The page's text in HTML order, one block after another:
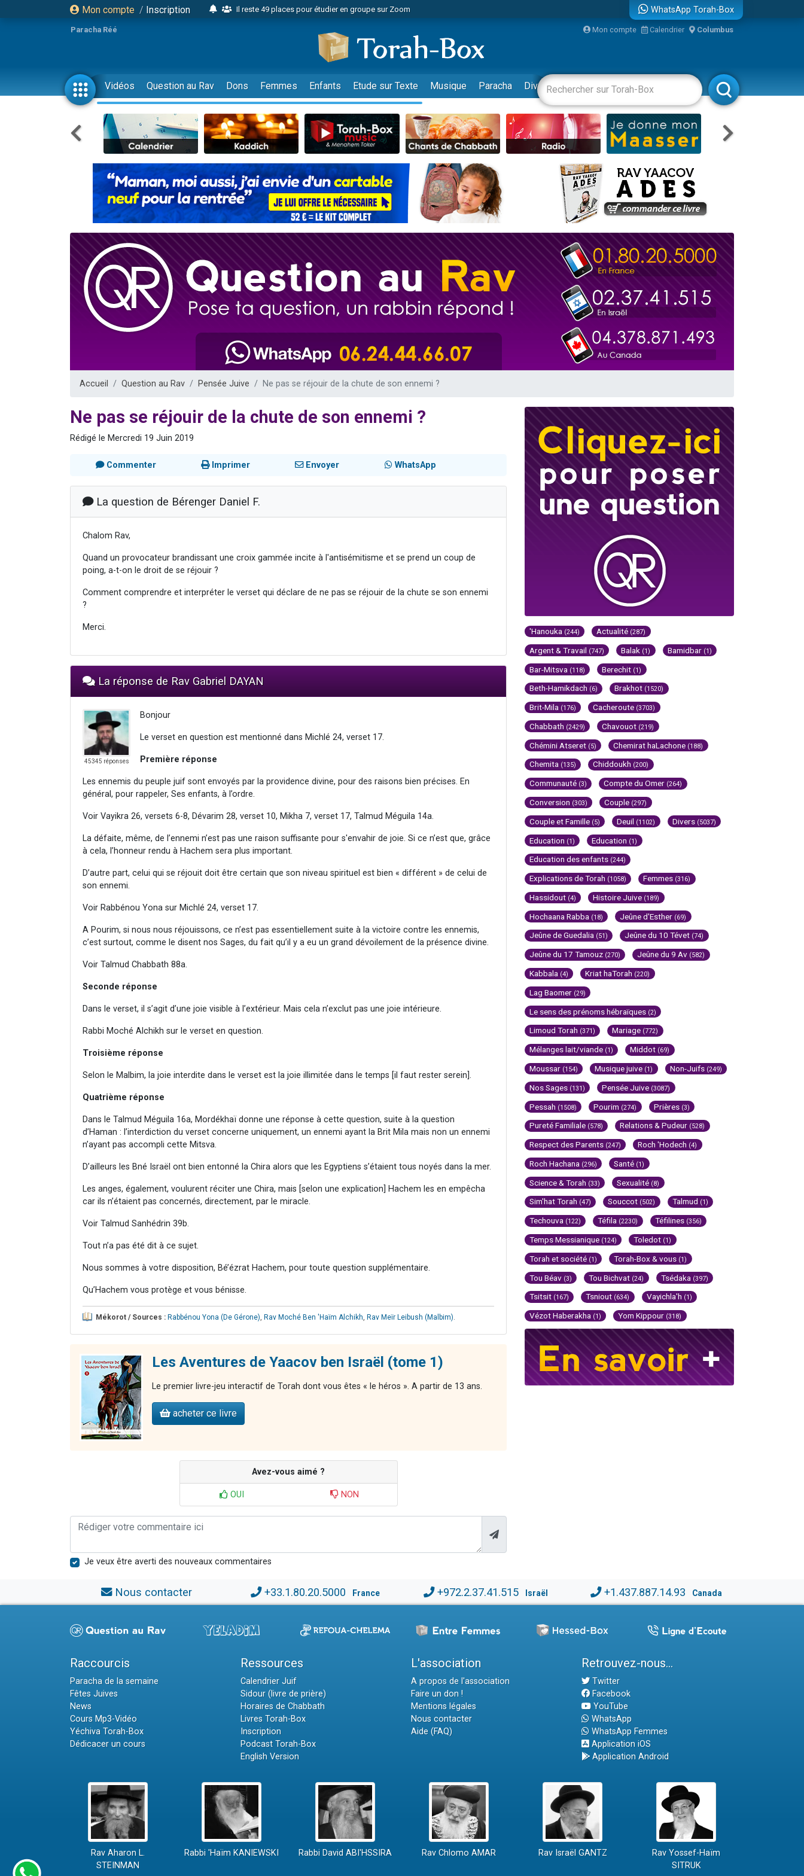
Mon compte / Inscription
Il reste 49 places pour étudier en groupe sur Zoom
2 personnes viennent de nous rejoindre sur WhatsApp
6 personnes viennent de nous rejoindre sur WhatsApp
4 personnes viennent de faire un don pour Reloger Rivka, 6 enfants, victime de violences...
2 personnes viennent de faire un don pour 1 Journée de Vacances Pour les Enfants
17 personnes viennent de demander une bénédiction
4 personnes viennent de nous rejoindre sur WhatsApp
Il reste 49 places pour étudier en groupe sur Zoom
Eva vient de donner son Maasser
4 personnes viennent de nous rejoindre sur WhatsApp
3 personnes viennent de nous rejoindre sur WhatsApp
Odaya vient de donner son Maasser
3 personnes viennent de faire un don pour 5 jours de vacances aux Orphelins
2 personnes viennent de nous rejoindre sur WhatsApp
13 personnes viennent de demander une bénédiction
Il reste 49 places pour étudier en groupe sur Zoom
12 nouvelles musiques dans Torah-Box Music
29 personnes viennent de demander une bénédiction
WhatsApp Torah-Box
Paracha Réé Mon compte Calendrier Columbus
Vidéos Question au Rav Dons Femmes Enfants Etude sur Texte Musique Paracha Divertissements Livres Rabbanim
Accueil Question au Rav Pensée Juive Ne pas se réjouir de la chute de son ennemi ?
Ne pas se réjouir de la chute de son ennemi ?
Rédigé le Mercredi 19 Juin 2019
Commenter Imprimer Envoyer WhatsApp
La question de Bérenger Daniel F.
Chalom Rav,
Quand un provocateur brandissant une croix gammée incite à l'antisémitisme et se prend un coup de
poing, a-t-on le droit de se réjouir ?
Comment comprendre et interpréter le verset qui déclare de ne pas se réjouir de la chute se son ennemi
?
Merci.
La réponse de Rav Gabriel DAYAN
45345 réponses
Bonjour
Le verset en question est mentionné dans Michlé 24, verset 17.
Première réponse
Les ennemis du peuple juif sont envoyés par la providence divine, pour des raisons bien précises. En
général, pour rappeler, Ses enfants, à l’ordre.
Voir Vayikra 26, versets 6-8, Dévarim 28, verset 10, Mikha 7, verset 17, Talmud Méguila 14a.
La défaite, même, de l’ennemi n’est pas une raison suffisante pour s'envahir de joie. Si ce n’est que, grâce
à cela, l’honneur rendu à Hachem sera plus important.
D’autre part, celui qui se réjouit doit être certain que son niveau spirituel est bien « différent » de celui de
son ennemi.
Voir Rabbénou Yona sur Michlé 24, verset 17.
A Pourim, si nous nous réjouissons, ce n’est pas essentiellement suite à la victoire contre les ennemis,
c’est surtout, comme le disent nos Sages, du fait qu’il y a eu un grand dévoilement de la présence divine.
Voir Talmud Chabbath 88a.
Seconde réponse
Dans le verset, il s’agit d’une joie visible à l’extérieur. Mais cela n’exclut pas une joie intérieure.
Rabbi Moché Alchikh sur le verset en question.
Troisième réponse
Selon le Malbim, la joie interdite dans le verset est la joie illimitée dans le temps [il faut rester serein].
Quatrième réponse
Dans le Talmud Méguila 16a, Mordékhaï donne une réponse à cette question, suite à la question
d’Haman : l’interdiction du verset concerne uniquement, un ennemi ayant la Brit Mila mais non un ennemi
n’ayant pas accompli cette Mitsva.
D’ailleurs les Bné Israël ont bien entonné la Chira alors que les Egyptiens s’étaient tous noyés dans la mer.
Les anges, également, voulurent réciter une Chira, mais [selon une explication] Hachem les en empêcha
car ils n’étaient pas concernés, directement, par le miracle.
Voir Talmud Sanhédrin 39b.
Tout n’a pas été dit à ce sujet.
Nous sommes à votre disposition, Bé’ézrat Hachem, pour toute question supplémentaire.
Qu’Hachem vous protège et vous bénisse.
Mékorot / Sources : Rabbénou Yona (De Gérone) Rav Moché Ben 'Haïm Alchikh Rav Meïr Leibush (Malbim)
Les Aventures de Yaacov ben Israël (tome 1)
Le premier livre-jeu interactif de Torah dont vous êtes « le héros ». A partir de 13 ans.
acheter ce livre
Avez-vous aimé ?
OUI NON
Je veux être averti des nouveaux commentaires
'Hanouka (244) Actualité (287)
Argent & Travail (747) Balak (1) Bamidbar (1)
Bar-Mitsva (118) Berechit (1)
Beth-Hamikdach (6) Brakhot (1520)
Brit-Mila (176) Cacheroute (3703)
Chabbath (2429) Chavouot (219)
Chémini Atseret (5) Chemirat haLachone (188)
Chemita (135) Chiddoukh (200)
Communauté (3) Compte du Omer (264)
Conversion (303) Couple (297)
Couple et Famille (5) Deuil (1102) Divers (5037)
Education (1) Education (1)
Education des enfants (244)
Explications de Torah (1058) Femmes (316)
Hassidout (4) Histoire Juive (189)
Hochaana Rabba (18) Jeûne d'Esther (69)
Jeûne de Guedalia (51) Jeûne du 10 Tévet (74)
Jeûne du 17 Tamouz (270) Jeûne du 9 Av (582)
Kabbala (4) Kriat haTorah (220)
Lag Baomer (29)
Le sens des prénoms hébraïques (2)
Limoud Torah (371) Mariage (772)
Mélanges lait/viande (1) Middot (69)
Moussar (154) Musique juive (1) Non-Juifs (249)
Nos Sages (131) Pensée Juive (3087)
Pessah (1508) Pourim (274) Prières (3)
Pureté Familiale (578) Relations & Pudeur (528)
Respect des Parents (247) Roch 'Hodech (4)
Roch Hachana (296) Santé (1)
Science & Torah (33) Sexualité (8)
Sim'hat Torah (47) Souccot (502) Talmud (1)
Techouva (122) Téfila (2230) Téfilines (356)
Temps Messianique (124) Toledot (1)
Torah et société (1) Torah-Box & vous (1)
Tou Béav (3) Tou Bichvat (24) Tsédaka (397)
Tsitsit (167) Tsniout (634) Vayichla'h (1)
Vézot Haberakha (1) Yom Kippour (318)
Nous contacter +33.1.80.20.5000 France +972.2.37.41.515 Israël +1.437.887.14.93 Canada
Raccourcis
Paracha de la semaine
Fêtes Juives
News
Cours Mp3-Vidéo
Yéchiva Torah-Box
Dédicacer un cours
Ressources
Calendrier Juif
Sidour (livre de prière)
Horaires de Chabbath
Livres Torah-Box
Inscription
Podcast Torah-Box
English Version
L'association
A propos de l'association
Faire un don !
Mentions légales
Nous contacter
Aide (FAQ)
Retrouvez-nous...
Twitter
Facebook
YouTube
WhatsApp
WhatsApp Femmes
Application iOS
Application Android
Rav Aharon L.
STEINMAN
Rabbi 'Haïm KANIEWSKI Rabbi David ABI'HSSIRA Rav Chlomo AMAR Rav Israël GANTZ
Rav Yossef-Haïm
SITRUK